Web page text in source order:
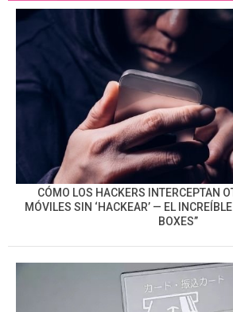
CÓMO LOS HACKERS INTERCEPTAN
MÓVILES SIN ‘HACKEAR’ — EL
BOXES”